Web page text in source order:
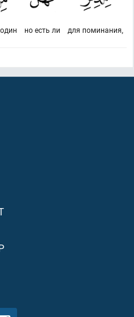
для поминания,
но есть ли